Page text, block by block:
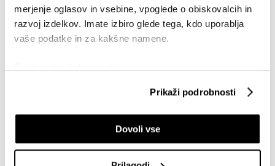
merjenje oglasov in vsebine, vpoglede o obiskovalcih in
razvoj izdelkov. Imate izbiro glede tega, kdo uporablja
vaše podatke in za kakšne namene.
Če dovolite, želimo tudi:
Zbirati informacije o vaši geografski lokaciji, ki so
Identificirati napravo z aktivnim preverjanjem
lastnosti (odčitavanje prstnih odtisov)
Poglejte si še, kako se obdelujejo vaši osebni podatki in
nastavite svoje preference v
razdelku o podrobnostih
Prikaži podrobnosti
Dovoli vse
RDEČE MORJE TOVORNA LADJA
DOBAVNE VERIGE
LOGISTIKA
Nafta navzgor, obveznice pod
pritiskom: vse oči uprte v ameriški trg
dela